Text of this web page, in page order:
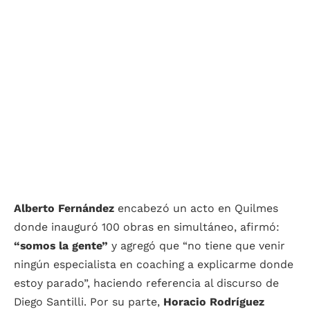
Alberto Fernández encabezó un acto en Quilmes
donde inauguró 100 obras en simultáneo, afirmó:
“somos la gente” y agregó que “no tiene que venir
ningún especialista en coaching a explicarme donde
estoy parado”, haciendo referencia al discurso de
Diego Santilli. Por su parte, Horacio Rodríguez